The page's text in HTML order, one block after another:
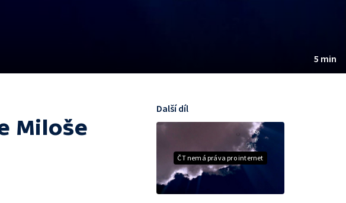
5 min
Miloše
ČT nemá práva pro internet
Další díl